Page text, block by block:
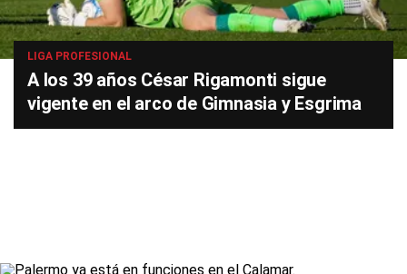
LIGA PROFESIONAL
A los 39 años César Rigamonti sigue
vigente en el arco de Gimnasia y Esgrima